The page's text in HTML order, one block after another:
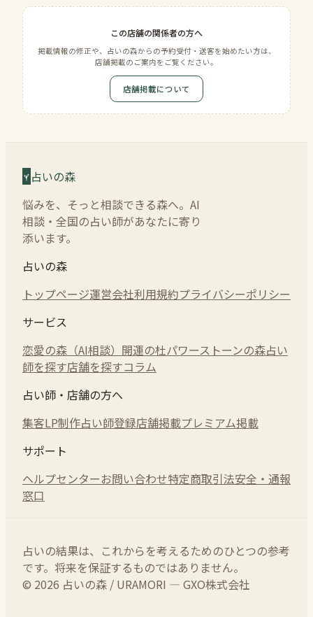
この店舗の関係者の方へ
掲載情報の修正や、占いの森からの予約受付・送客を始めたい方は、
店舗掲載のご案内をご覧ください。
店舗掲載について
占いの森
悩みを、そっと相談できる森へ。AI
相談・全国の占い師があなたに寄り
添います。
占いの森
トップページ運営会社利用規約プライバシーポリシー
サービス
恋愛の森（AI相談） 開運の杜パワーストーンの森占い
師を探す店舗を探すコラム
占い師・店舗の方へ
集客LP制作占い師登録店舗掲載プレミアム掲載
サポート
ヘルプセンターお問い合わせ特定商取引法安全・通報
窓口
占いの結果は、これからを考えるためのひとつの参考
です。将来を保証するものではありません。
© 2026 占いの森 / URAMORI — GXO株式会社